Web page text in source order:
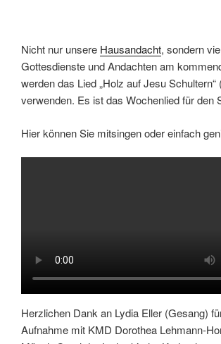
Nicht nur unsere Hausandacht, sondern
Gottesdienste und Andachten am
werden das Lied „Holz auf Jesu Schultern“
verwenden. Es ist das Wochenlied für den
Hier können Sie mitsingen oder einfach
Herzlichen Dank an Lydia Eller (Gesang)
Aufnahme mit KMD Dorothea Lehmann-